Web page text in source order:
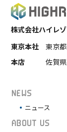
株式会社ハイレゾ
東京本社
東京
本店
佐賀
NEWS
ニュース
ABOUT US